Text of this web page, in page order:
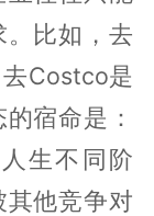
比如，去
Costco是
宿命是：
生不同阶
他竞争对